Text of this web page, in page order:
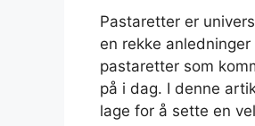
Pastaretter er
en rekke
pastaretter som
på i dag. I denne
lage for å sette en